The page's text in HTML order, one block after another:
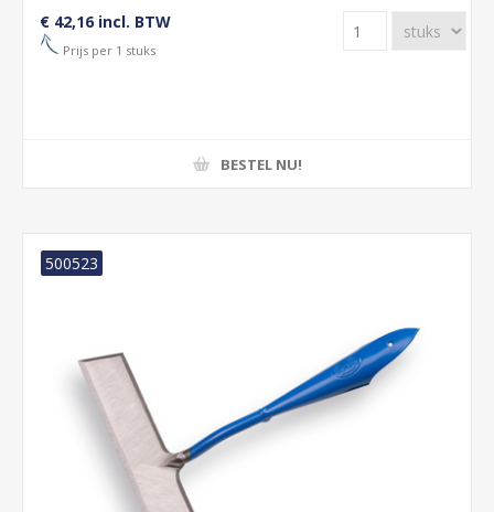
€ 42,16 incl. BTW
Prijs per 1 stuks
BESTEL NU!
500523